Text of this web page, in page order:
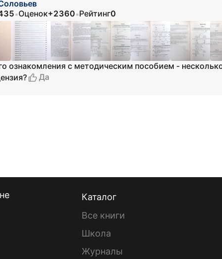
•Оценок+2360•Рейтинг0
ознакомления с методическим пособием -
Да
Каталог
Все книги
Школа
Журналы